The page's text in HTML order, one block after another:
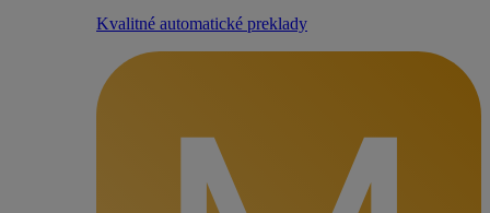
Kvalitné automatické preklady